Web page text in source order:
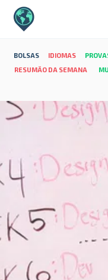
BOLSAS IDIOMAS
RESUMÃO DA SEMANA